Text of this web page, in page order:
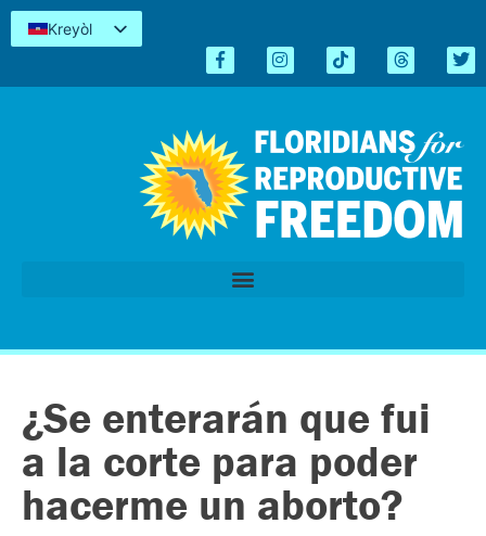
Kreyòl
Español
¿Se enterarán que fui
a la corte para poder
hacerme un aborto?